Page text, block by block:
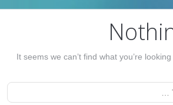
It seems we can’t find what you’re